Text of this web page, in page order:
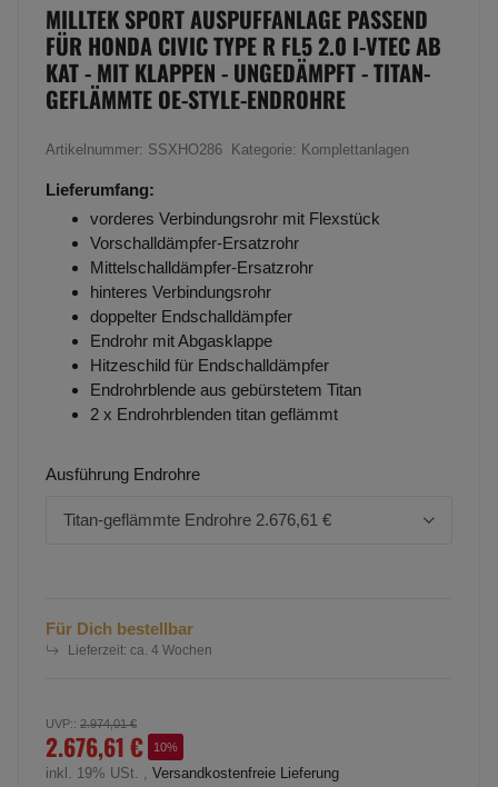
MILLTEK SPORT AUSPUFFANLAGE PASSEND
FÜR HONDA CIVIC TYPE R FL5 2.0 I-VTEC AB
KAT - MIT KLAPPEN - UNGEDÄMPFT - TITAN-
GEFLÄMMTE OE-STYLE-ENDROHRE
Artikelnummer: SSXHO286 Kategorie: Komplettanlagen
Lieferumfang:
vorderes Verbindungsrohr mit Flexstück
Vorschalldämpfer-Ersatzrohr
Mittelschalldämpfer-Ersatzrohr
hinteres Verbindungsrohr
doppelter Endschalldämpfer
Endrohr mit Abgasklappe
Hitzeschild für Endschalldämpfer
Endrohrblende aus gebürstetem Titan
2 x Endrohrblenden titan geflämmt
Ausführung Endrohre
Titan-geflämmte Endrohre 2.676,61 €
Für Dich bestellbar
Lieferzeit: ca. 4 Wochen
UVP:: 2.974,01 €
2.676,61 € 10%
inkl. 19% USt. , Versandkostenfreie Lieferung